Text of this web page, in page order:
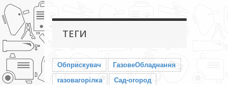
ТЕГИ
Обприскувач
ГазовеОбладнання
газовагорілка
Сад-огород